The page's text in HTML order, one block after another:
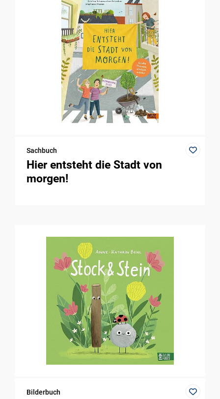
Sachbuch
Hier entsteht die Stadt von
morgen!
Bilderbuch